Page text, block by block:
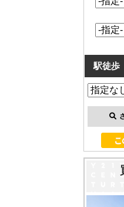
駅徒歩